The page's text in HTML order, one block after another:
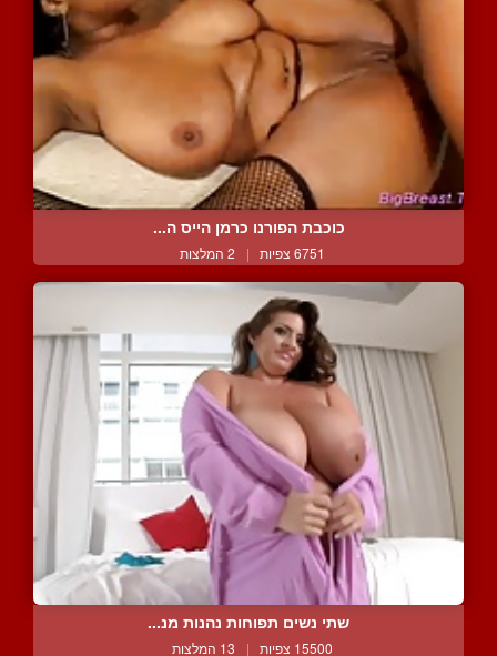
כוכבת הפורנו כרמן הייס ה...
6751 צפיות | 2 המלצות
שתי נשים תפוחות נהנות מנ...
15500 צפיות | 13 המלצות